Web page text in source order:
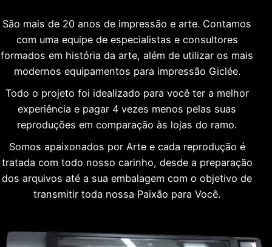
São mais de 20 anos de impressão e arte. Contamos
com uma equipe de especialistas e consultores
formados em história da arte, além de utilizar os mais
modernos equipamentos para impressão Giclée.
Todo o projeto foi idealizado para você ter a melhor
experiência e pagar 4 vezes menos pelas suas
reproduções em comparação às lojas do ramo.
Somos apaixonados por Arte e cada reprodução é
tratada com todo nosso carinho, desde a preparação
dos arquivos até a sua embalagem com o objetivo de
transmitir toda nossa Paixão para Você.